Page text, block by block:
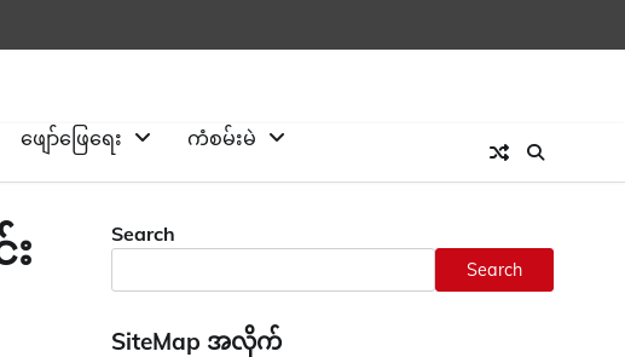
ဖျော်ဖြေရေး
ကံစမ်းမဲ
Search
Search
SiteMap အလိုက်